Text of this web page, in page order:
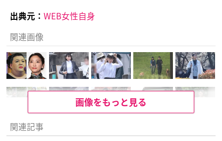
出典元： WEB女性自身
関連画像
画像をもっと見る
関連記事